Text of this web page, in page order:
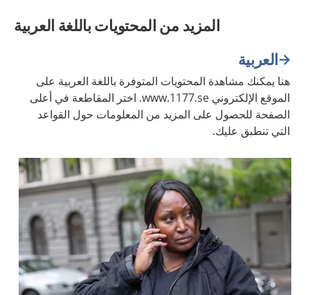
المزيد من المحتويات باللغة العربية
العربية
هنا يمكنك مشاهدة المحتويات المتوفرة باللغة العربية على
الموقع الإلكتروني www.1177.se. اختر المقاطعة في أعلى
الصفحة للحصول على المزيد من المعلومات حول القواعد
التي تنطبق عليك.